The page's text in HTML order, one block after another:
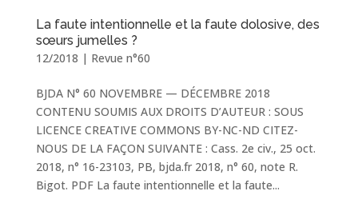
La faute intentionnelle et la faute dolosive, des
sœurs jumelles ?
12/2018 | Revue n°60
BJDA N° 60 NOVEMBRE — DÉCEMBRE 2018
CONTENU SOUMIS AUX DROITS D’AUTEUR : SOUS
LICENCE CREATIVE COMMONS BY-NC-ND CITEZ-
NOUS DE LA FAÇON SUIVANTE : Cass. 2e civ., 25 oct.
2018, n° 16-23103, PB, bjda.fr 2018, n° 60, note R.
Bigot. PDF La faute intentionnelle et la faute...